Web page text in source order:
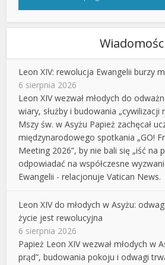
Leon XIV: rewolucja Ewangelii burzy
6 sierpnia 2026
Leon XIV wezwał młodych do
wiary, służby i budowania „cywilizacji
Mszy św. w Asyżu Papież zachęcał
międzynarodowego spotkania „GO!
Meeting 2026”, by nie bali się „iść na
odpowiadać na współczesne
Ewangelii - relacjonuje Vatican News.
Leon XIV do młodych w Asyżu:
życie jest rewolucyjna
6 sierpnia 2026
Papież Leon XIV wezwał młodych w
prąd”, budowania pokoju i odwagi